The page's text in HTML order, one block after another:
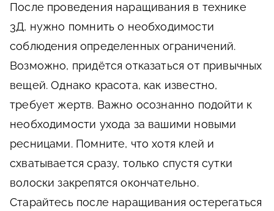
После проведения наращивания в технике
3Д, нужно помнить о необходимости
соблюдения определенных ограничений.
Возможно, придётся отказаться от привычных
вещей. Однако красота, как известно,
требует жертв. Важно осознанно подойти к
необходимости ухода за вашими новыми
ресницами. Помните, что хотя клей и
схватывается сразу, только спустя сутки
волоски закрепятся окончательно.
Старайтесь после наращивания остерегаться